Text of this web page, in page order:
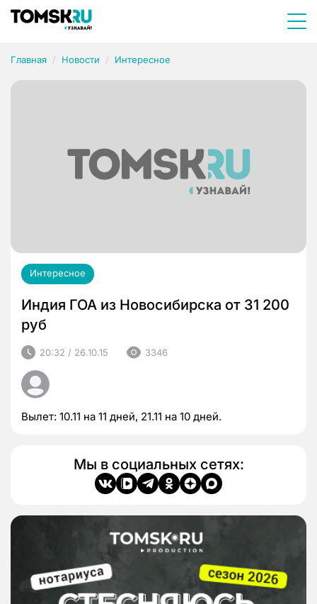
Главная Новости Интересное
Интересное
Индия ГОА из Новосибирска от 31 200
руб
20:32 / 26.10.15 3346
Вылет: 10.11 на 11 дней, 21.11 на 10 дней.
Мы в социальных сетях: